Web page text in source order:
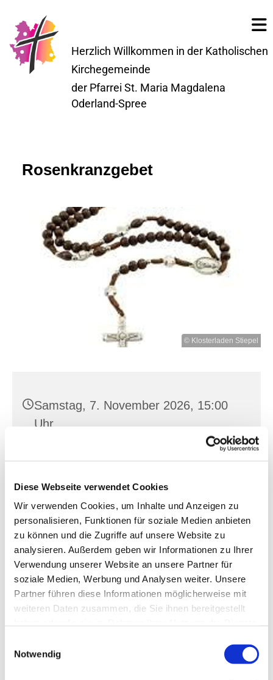
Diese Webseite verwendet Cookies
Wir verwenden Cookies, um Inhalte und Anzeigen zu
personalisieren, Funktionen für soziale Medien anbieten
zu können und die Zugriffe auf unsere Website zu
analysieren. Außerdem geben wir Informationen zu Ihrer
Verwendung unserer Website an unsere Partner für
soziale Medien, Werbung und Analysen weiter. Unsere
Partner führen diese Informationen möglicherweise mit
weiteren Daten zusammen, die Sie ihnen bereitgestellt
Notwendig
Herzlich Willkommen in der Katholischen
Kirchegemeinde
der Pfarrei St. Maria Magdalena
Oderland-Spree
Rosenkranzgebet
© Klosterladen Stiepel
Samstag, 7. November 2026, 15:00
Uhr
St. Joh. Baptist, Seilerplatz 2, 15517